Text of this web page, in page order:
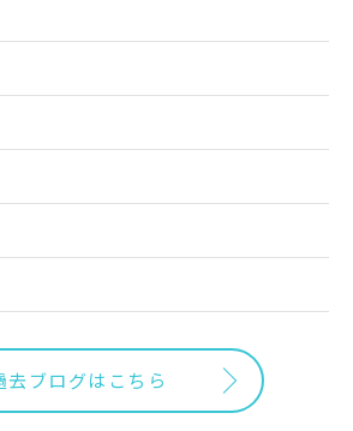
去ブログはこちら